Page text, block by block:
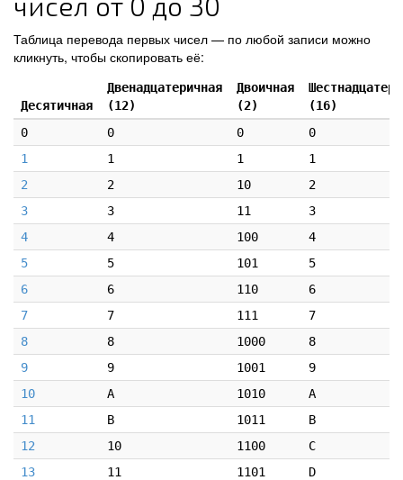
Таблица перевода первых чисел — по любой записи можно
кликнуть, чтобы скопировать её:
Десятичная
Двенадцатеричная
(12)
Двоичная
(2)
(16)
0
0 0
0
1
1 1
1
2
2 10
2
3
3 11
3
4
4 100
4
5
5 101
5
6
6 110
6
7
7 111
7
8
8 1000
8
9
9 1001
9
10
A 1010
A
11
B 1011
B
12
10 1100
C
13
11 1101
D